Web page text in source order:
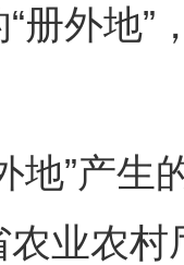
册外地”
”产生的
业农